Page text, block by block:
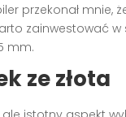
przekonał mnie,
zainwestować
mm.
ze złota